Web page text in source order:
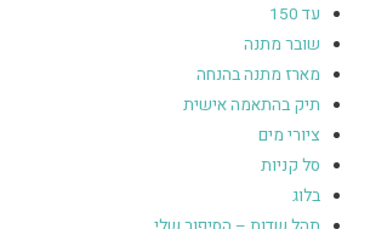
עד 150
שובר מתנה
מארז מתנה בהנחה
תיק בהתאמה אישית
ציורי מים
סל קניות
בלוג